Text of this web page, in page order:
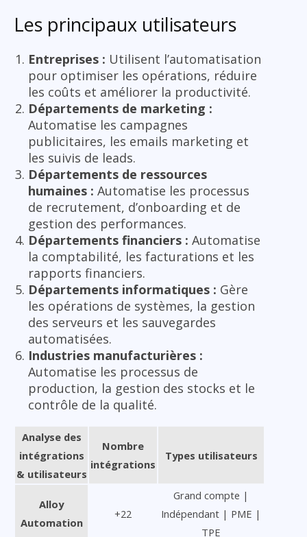
Les principaux utilisateurs
Entreprises : Utilisent l’automatisation
pour optimiser les opérations, réduire
les coûts et améliorer la productivité.
Départements de marketing :
Automatise les campagnes
publicitaires, les emails marketing et
les suivis de leads.
Départements de ressources
humaines : Automatise les processus
de recrutement, d’onboarding et de
gestion des performances.
Départements financiers : Automatise
la comptabilité, les facturations et les
rapports financiers.
Départements informatiques : Gère
les opérations de systèmes, la gestion
des serveurs et les sauvegardes
automatisées.
Industries manufacturières :
Automatise les processus de
production, la gestion des stocks et le
contrôle de la qualité.
Analyse des
intégrations
& utilisateurs
Nombre
intégrations
Types utilisateurs
Alloy
Automation
+22
Grand compte |
Indépendant | PME |
TPE